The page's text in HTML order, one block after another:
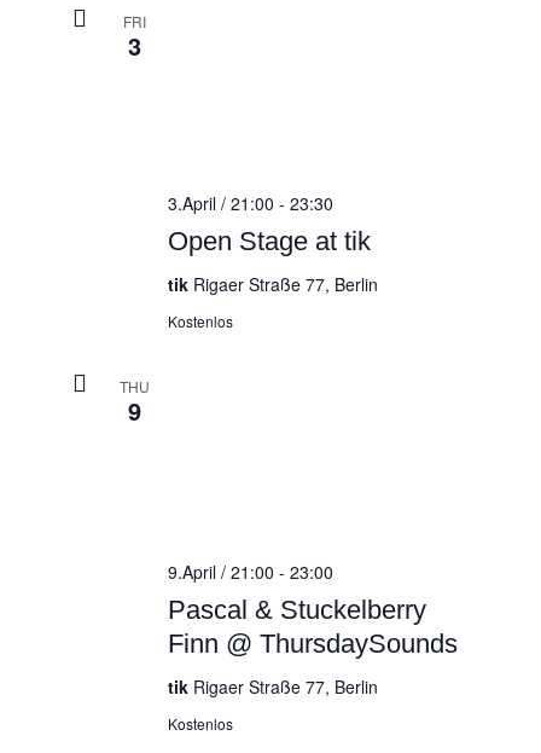
FRI
3
Open Stage at tik
3.April / 21:00 - 23:30
tik Rigaer Straße 77, Berlin
Kostenlos
THU
9
Pascal & Stuckelberry
Finn @ ThursdaySounds
9.April / 21:00 - 23:00
tik Rigaer Straße 77, Berlin
Kostenlos